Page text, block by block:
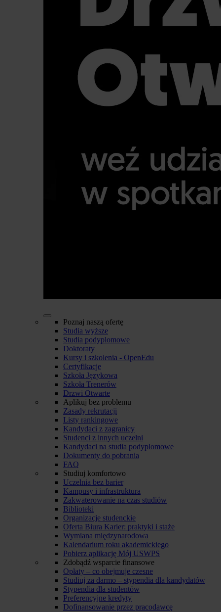
Poznaj naszą ofertę
Studia wyższe
Studia podyplomowe
Doktoraty
Kursy i szkolenia - OpenEdu
Certyfikacje
Szkoła Językowa
Szkoła Trenerów
Drzwi Otwarte
Aplikuj bez problemu
Zasady rekrutacji
Listy rankingowe
Kandydaci z zagranicy
Studenci z innych uczelni
Kandydaci na studia podyplomowe
Dokumenty do pobrania
FAQ
Studiuj komfortowo
Uczelnia bez barier
Kampusy i infrastruktura
Zakwaterowanie na czas studiów
Biblioteki
Organizacje studenckie
Oferta Biura Karier: praktyki i staże
Wymiana międzynarodowa
Kalendarium roku akademickiego
Pobierz aplikację Mój USWPS
Zdobądź wsparcie finansowe
Opłaty – co obejmuje czesne
Studiuj za darmo – stypendia dla kandydatów
Stypendia dla studentów
Preferencyjne kredyty
Dofinansowanie przez pracodawcę